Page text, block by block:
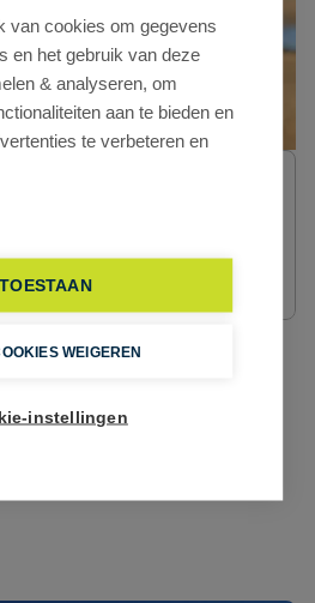
- industrie
van cookies om gegevens
en het gebruik van deze
& analyseren, om
aan te bieden en
te verbeteren en
TOESTAAN
WEIGEREN
instellingen